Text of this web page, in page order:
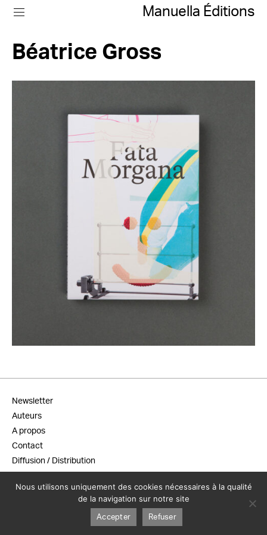
Manuella Éditions
Béatrice Gross
Newsletter
Auteurs
A propos
Contact
Diffusion / Distribution
Mentions légales
Nous utilisons uniquement des cookies nécessaires à la qualité
de la navigation sur notre site
Accepter Refuser